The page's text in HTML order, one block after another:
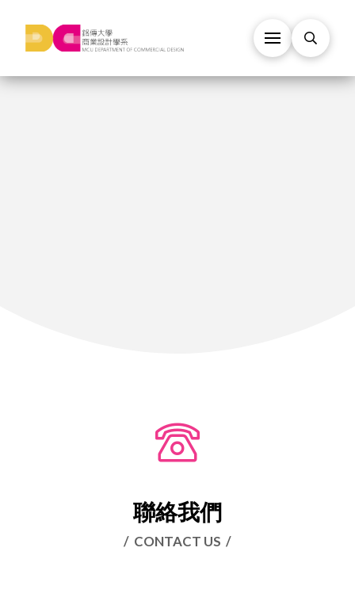
聯絡我們
/ CONTACT US /